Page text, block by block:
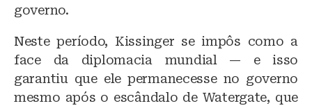
governo.
Neste período, Kissinger se impôs como a
face da diplomacia mundial — e isso
garantiu que ele permanecesse no governo
mesmo após o escândalo de Watergate, que